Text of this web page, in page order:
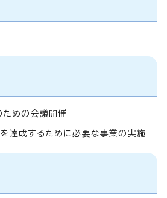
めの会議開催
達成するために必要な事業の実施